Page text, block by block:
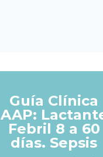
Guía Clínica
AAP:
Febril 8 a 60
días. Sepsis